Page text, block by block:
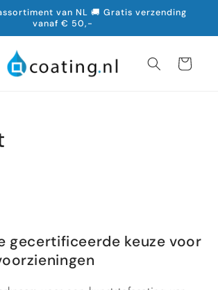
van NL 🚚 Gratis verzending
vanaf € 50,-
Winkelwagen
gecertificeerde keuze voor